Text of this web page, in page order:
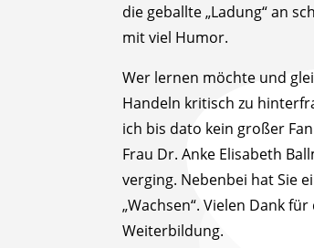
die geballte „Ladung“ an
mit viel Humor.
Wer lernen möchte und
Handeln kritisch zu
ich bis dato kein großer
Frau Dr. Anke Elisabeth
verging. Nebenbei hat Sie
„Wachsen“. Vielen Dank
Weiterbildung.